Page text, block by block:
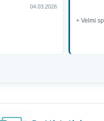
04.03.2026
+ Velmi